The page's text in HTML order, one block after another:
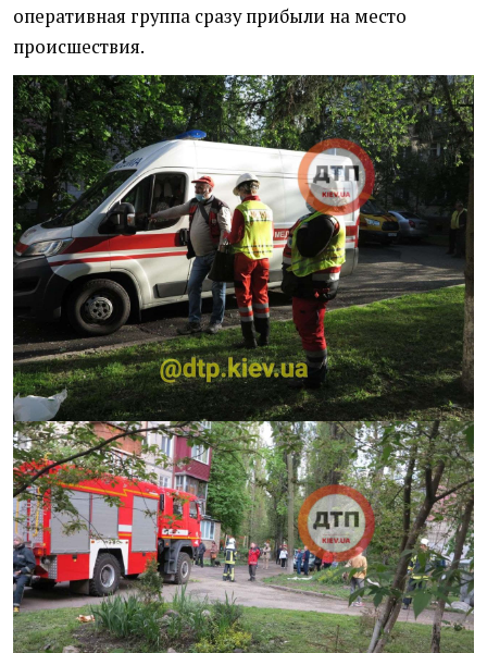
оперативная группа сразу прибыли на место
происшествия.